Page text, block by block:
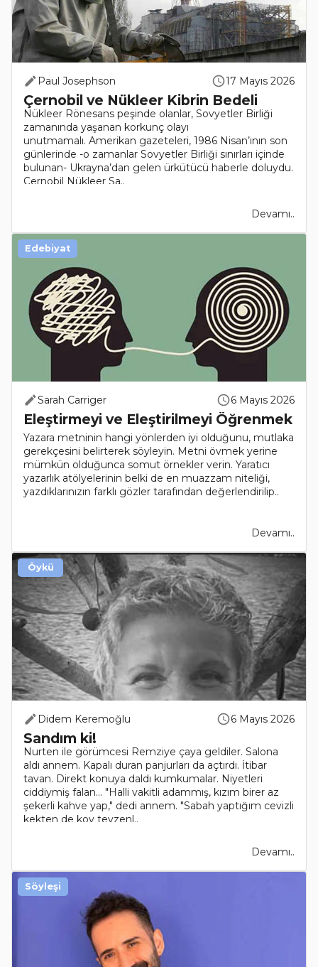
Paul Josephson 17 Mayıs 2026
Çernobil ve Nükleer Kibrin Bedeli
Nükleer Rönesans peşinde olanlar, Sovyetler Birliği
zamanında yaşanan korkunç olayı
unutmamalı. Amerikan gazeteleri, 1986 Nisan’ının son
günlerinde -o zamanlar Sovyetler Birliği sınırları içinde
bulunan- Ukrayna’dan gelen ürkütücü haberle doluydu.
Çernobil Nükleer Sa..
Devamı..
Sarah Carriger 6 Mayıs 2026
Eleştirmeyi ve Eleştirilmeyi Öğrenmek
Yazara metninin hangi yönlerden iyi olduğunu, mutlaka
gerekçesini belirterek söyleyin. Metni övmek yerine
mümkün olduğunca somut örnekler verin. Yaratıcı
yazarlık atölyelerinin belki de en muazzam niteliği,
yazdıklarınızın farklı gözler tarafından değerlendirilip..
Devamı..
Edebiyat
Didem Keremoğlu 6 Mayıs 2026
Sandım ki!
Nurten ile görümcesi Remziye çaya geldiler. Salona
aldı annem. Kapalı duran panjurları da açtırdı. İtibar
tavan. Direkt konuya daldı kumkumalar. Niyetleri
ciddiymiş falan... "Halli vakitli adammış, kızım birer az
şekerli kahve yap," dedi annem. "Sabah yaptığım cevizli
kekten de koy teyzenl..
Devamı..
Öykü
Söyleşi